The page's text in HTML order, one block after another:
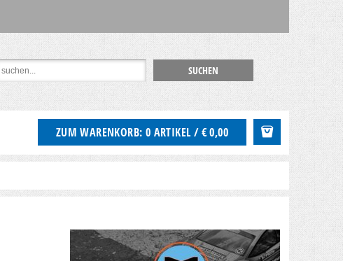
ZUM WARENKORB: 0 ARTIKEL / € 0,00